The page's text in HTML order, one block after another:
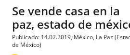
Se vende casa en la
paz, estado de
Publicado: 14.02.2019, México, La Paz
de México)